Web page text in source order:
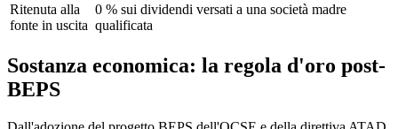
Ritenuta alla
fonte in uscita
0 % sui dividendi versati a una società madre
qualificata
Sostanza economica: la regola d'oro post-
BEPS